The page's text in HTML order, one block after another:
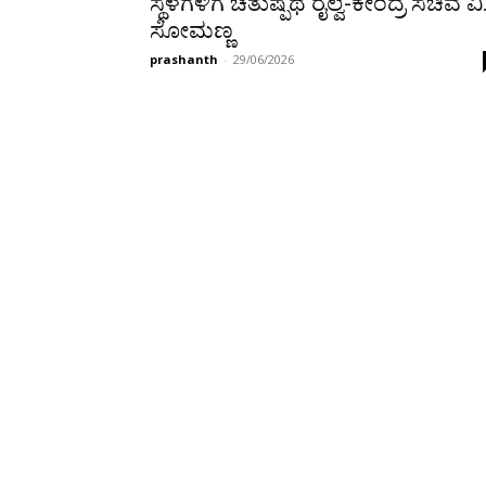
ಸೋಮಣ್ಣ
prashanth - 29/06/2026